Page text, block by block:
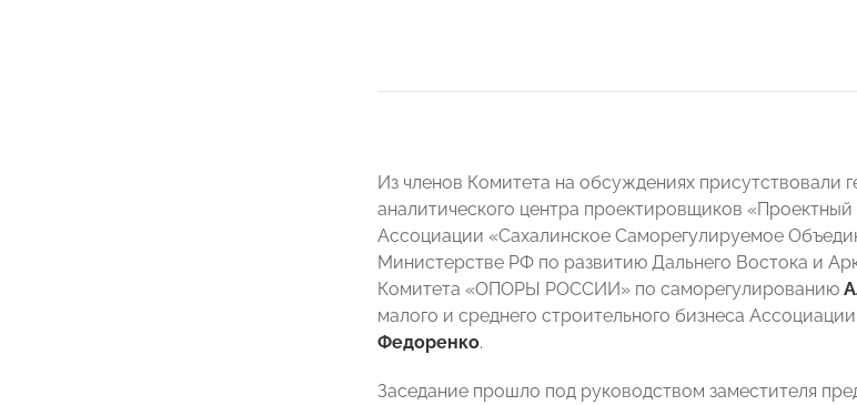
Из членов Комитета на обсуждениях присутствовали
аналитического центра проектировщиков «Проектный
Ассоциации «Сахалинское Саморегулируемое
Министерстве РФ по развитию Дальнего Востока и
Комитета «ОПОРЫ РОССИИ» по саморегулированию
малого и среднего строительного бизнеса
Федоренко.
Заседание прошло под руководством заместителя